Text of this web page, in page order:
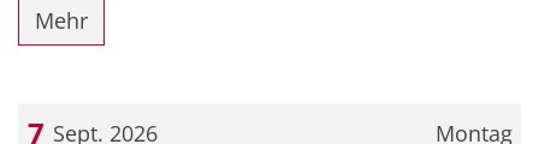
Mehr
Montag
7 Sept. 2026